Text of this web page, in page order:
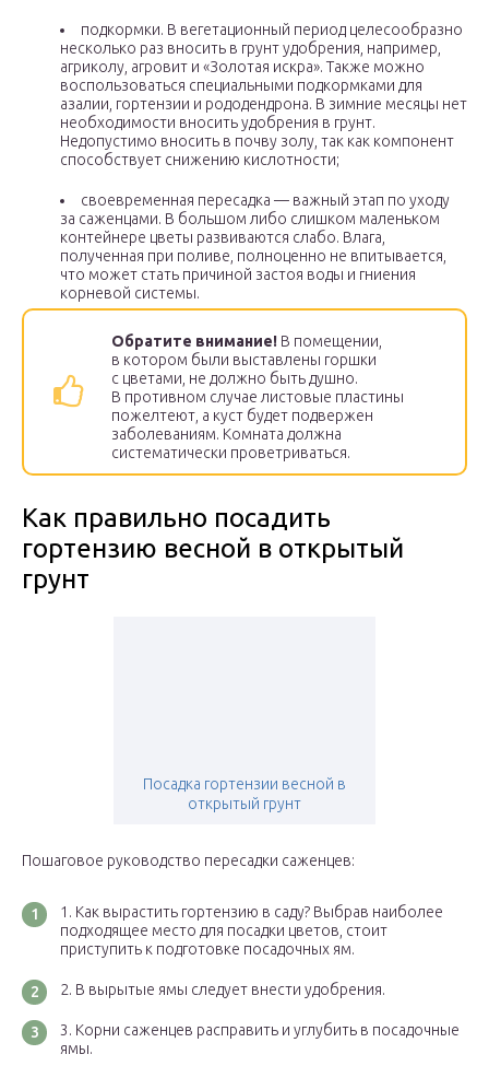
подкормки. В вегетационный период целесообразно
несколько раз вносить в грунт удобрения, например,
агриколу, агровит и «Золотая искра». Также можно
воспользоваться специальными подкормками для
азалии, гортензии и рододендрона. В зимние месяцы нет
необходимости вносить удобрения в грунт.
Недопустимо вносить в почву золу, так как компонент
способствует снижению кислотности;
своевременная пересадка — важный этап по уходу
за саженцами. В большом либо слишком маленьком
контейнере цветы развиваются слабо. Влага,
полученная при поливе, полноценно не впитывается,
что может стать причиной застоя воды и гниения
корневой системы.
Обратите внимание! В помещении,
в котором были выставлены горшки
с цветами, не должно быть душно.
В противном случае листовые пластины
пожелтеют, а куст будет подвержен
заболеваниям. Комната должна
систематически проветриваться.
Как правильно посадить
гортензию весной в открытый
грунт
Посадка гортензии весной в
открытый грунт
Пошаговое руководство пересадки саженцев:
Как вырастить гортензию в саду? Выбрав наиболее
подходящее место для посадки цветов, стоит
приступить к подготовке посадочных ям.
В вырытые ямы следует внести удобрения.
Корни саженцев расправить и углубить в посадочные
ямы.